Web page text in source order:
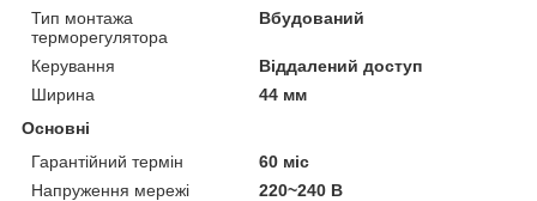
Тип монтажа
терморегулятора
Вбудований
Керування
Віддалений доступ
Ширина
44 мм
Основні
Гарантійний термін
60 міс
Напруження мережі
220~240 B